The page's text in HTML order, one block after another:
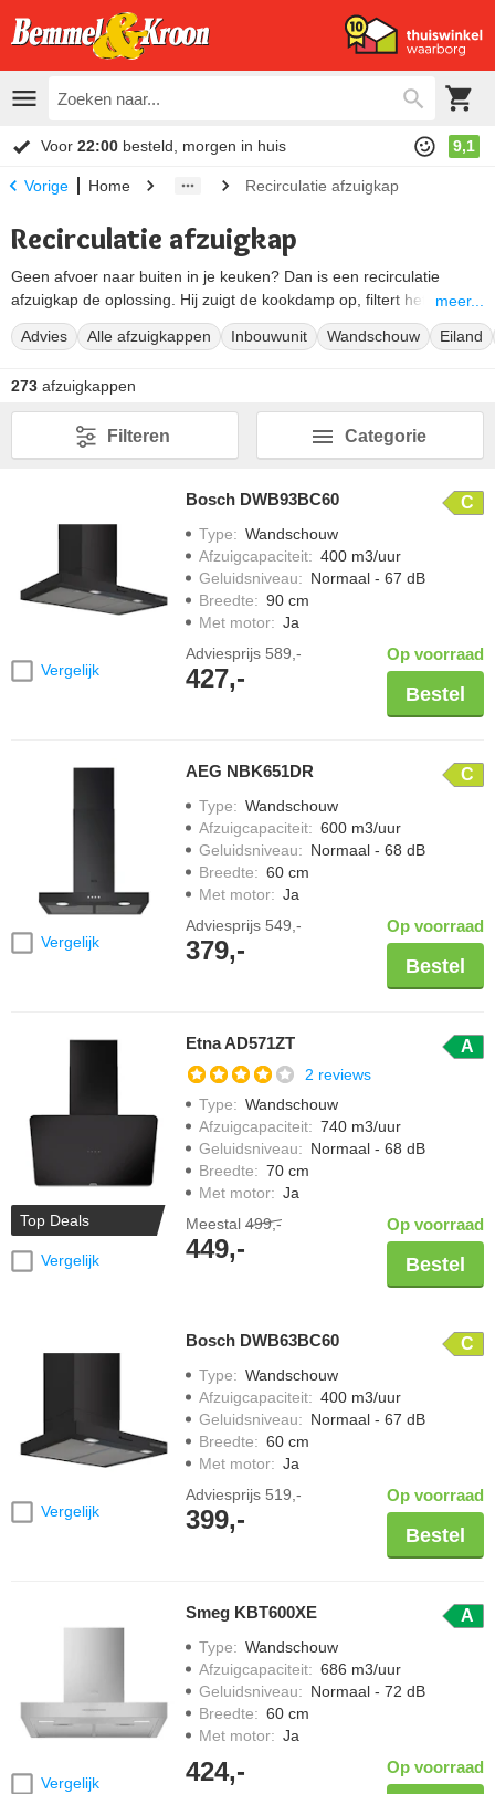
Voor 22:00 besteld, morgen in huis 9,1
Vorige Home Recirculatie afzuigkap
Recirculatie afzuigkap
Geen afvoer naar buiten in je keuken? Dan is een recirculatie
afzuigkap de oplossing. Hij zuigt de kookdamp op, filtert het vet en
de geur eruit en blaast de schone lucht terug de keuken in. Je hebt
geen gat in de gevel nodig, en je warmte verdwijnt niet naar buiten.
Novy, Bosch, Siemens en Miele.
We helpen je de juiste kiezen, voor de scherpste prijs.
In het kort. Let bij een recirculatie afzuigkap op 4 dingen:
Genoeg capaciteit, want recirculatie zuigt iets minder krachtig af
Het geluidsniveau, zeker in een open keuken
Of je een kant-en-klare recirculatiekap kiest of een afvoerkap
ombouwt met een recirculatieset
meer...
Advies Alle afzuigkappen Inbouwunit Wandschouw Eiland
273 afzuigkappen
Categorie
Filteren
Vergelijk
Bosch DWB93BC60 C
Type: Wandschouw
Afzuigcapaciteit: 400 m3/uur
Geluidsniveau: Normaal - 67 dB
Breedte: 90 cm
Met motor: Ja
Adviesprijs 589,-
427,-
Op voorraad
Bestel
Vergelijk
AEG NBK651DR C
Type: Wandschouw
Afzuigcapaciteit: 600 m3/uur
Geluidsniveau: Normaal - 68 dB
Breedte: 60 cm
Met motor: Ja
Adviesprijs 549,-
379,-
Op voorraad
Bestel
Top Deals
Vergelijk
Etna AD571ZT A
2 reviews
Type: Wandschouw
Afzuigcapaciteit: 740 m3/uur
Geluidsniveau: Normaal - 68 dB
Breedte: 70 cm
Met motor: Ja
Meestal 499,-
449,-
Op voorraad
Bestel
Vergelijk
Bosch DWB63BC60 C
Type: Wandschouw
Afzuigcapaciteit: 400 m3/uur
Geluidsniveau: Normaal - 67 dB
Breedte: 60 cm
Met motor: Ja
Adviesprijs 519,-
399,-
Op voorraad
Bestel
Vergelijk
Smeg KBT600XE A
Type: Wandschouw
Afzuigcapaciteit: 686 m3/uur
Geluidsniveau: Normaal - 72 dB
Breedte: 60 cm
Met motor: Ja
424,- Op voorraad